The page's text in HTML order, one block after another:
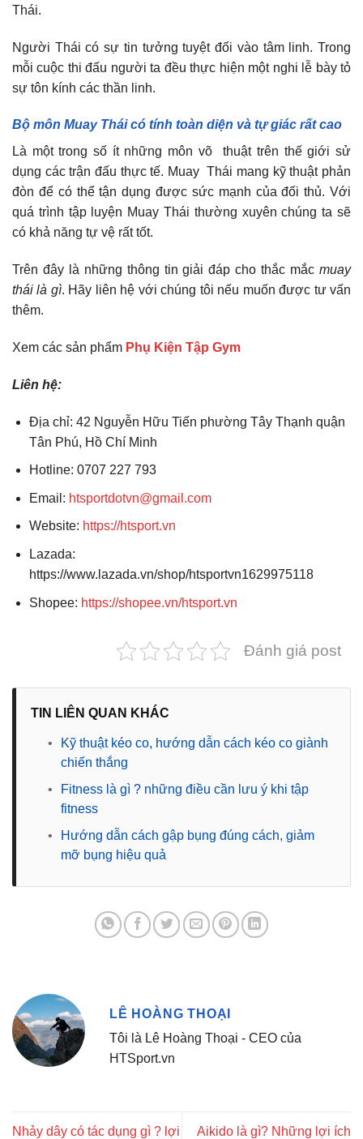
Thái.
Người Thái có sự tin tưởng tuyệt đối vào tâm linh. Trong
mỗi cuộc thi đấu người ta đều thực hiện một nghi lễ bày tỏ
sự tôn kính các thần linh.
Bộ môn Muay Thái có tính toàn diện và tự giác rất cao
Là một trong số ít những môn võ thuật trên thế giới sử
dụng các trận đấu thực tế. Muay Thái mang kỹ thuật phản
đòn để có thể tận dụng được sức mạnh của đối thủ. Với
quá trình tập luyện Muay Thái thường xuyên chúng ta sẽ
có khả năng tự vệ rất tốt.
Trên đây là những thông tin giải đáp cho thắc mắc muay
thái là gì. Hãy liên hệ với chúng tôi nếu muốn được tư vấn
thêm.
Xem các sản phẩm Phụ Kiện Tập Gym
Liên hệ:
Địa chỉ: 42 Nguyễn Hữu Tiến phường Tây Thạnh quận
Tân Phú, Hồ Chí Minh
Hotline: 0707 227 793
Email: htsportdotvn@gmail.com
Website: https://htsport.vn
Lazada:
https://www.lazada.vn/shop/htsportvn1629975118
Shopee: https://shopee.vn/htsport.vn
Đánh giá post
TIN LIÊN QUAN KHÁC
•
Kỹ thuật kéo co, hướng dẫn cách kéo co giành
chiến thắng
•
Fitness là gì ? những điều cần lưu ý khi tập
fitness
•
Hướng dẫn cách gập bụng đúng cách, giảm
mỡ bụng hiệu quả
LÊ HOÀNG THOẠI
Tôi là Lê Hoàng Thoại - CEO của
HTSport.vn
Nhảy dây có tác dụng gì ? lợi
Aikido là gì? Những lợi ích